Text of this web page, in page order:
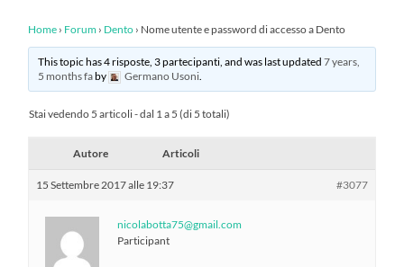
Home › Forum › Dento › Nome utente e password di accesso a Dento
This topic has 4 risposte, 3 partecipanti, and was last updated 7 years,
5 months faby Germano Usoni.
Stai vedendo 5 articoli - dal 1 a 5 (di 5 totali)
Autore Articoli
15 Settembre 2017 alle 19:37 #3077
nicolabotta75@gmail.com
Participant